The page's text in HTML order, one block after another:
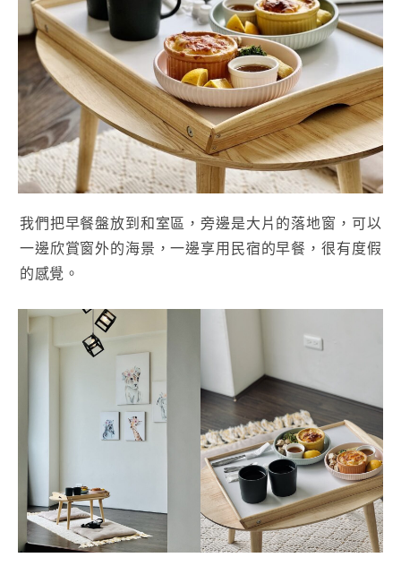
我們把早餐盤放到和室區，旁邊是大片的落地窗，可以
一邊欣賞窗外的海景，一邊享用民宿的早餐，很有度假
的感覺。